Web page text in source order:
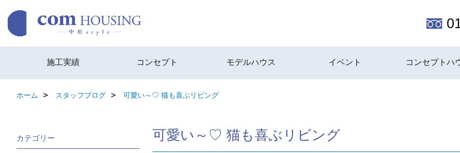
施工実績 コンセプト モデルハウス イベント コンセプトハ
ホーム スタッフブログ 可愛い～♡ 猫も喜ぶリビング
可愛い～♡ 猫も喜ぶリビング
カテゴリー